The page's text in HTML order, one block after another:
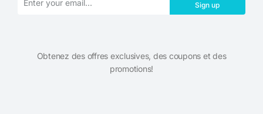
Sign up
Obtenez des offres exclusives, des coupons et des
promotions!​